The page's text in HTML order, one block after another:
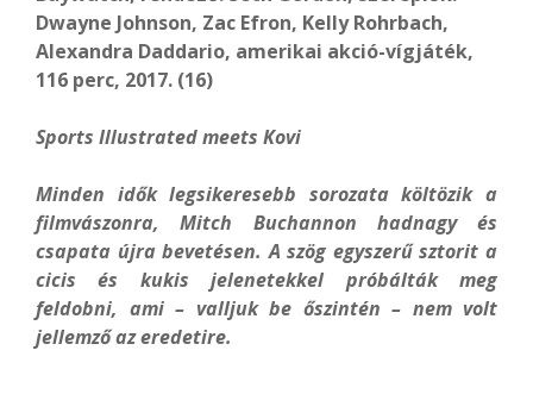
Dwayne Johnson, Zac Efron, Kelly Rohrbach,
Alexandra Daddario, amerikai akció-vígjáték,
116 perc, 2017. (16)
Sports Illustrated meets Kovi
Minden idők legsikeresebb sorozata költözik a
filmvászonra, Mitch Buchannon hadnagy és
csapata újra bevetésen. A szög egyszerű sztorit a
cicis és kukis jelenetekkel próbálták meg
feldobni, ami – valljuk be őszintén – nem volt
jellemző az eredetire.